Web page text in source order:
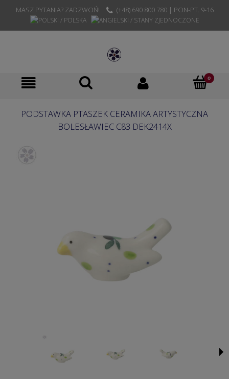
MASZ PYTANIA? ZADZWOŃ! (+48) 690 800 780 | PON-PT. 9-16
PODSTAWKA PTASZEK CERAMIKA ARTYSTYCZNA
BOLESŁAWIEC C83 DEK2414X